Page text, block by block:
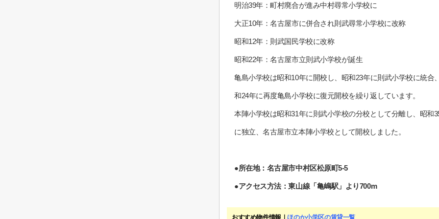
明治39年：町村廃合が進み中村尋常小学校に
大正10年：名古屋市に併合され則武尋常小学校に改称
昭和12年：則武国民学校に改称
昭和22年：名古屋市立則武小学校が誕生
亀島小学校は昭和10年に開校し、昭和23年に則武小学校に統合
和24年に再度亀島小学校に復元開校を繰り返しています。
本陣小学校は昭和31年に則武小学校の分校として分離し、昭和
に独立、名古屋市立本陣小学校として開校しました。
●所在地：名古屋市中村区松原町5-5
●アクセス方法：東山線「亀嶋駅」より700m
おすすめ物件情報｜ほのか小学区の賃貸一覧